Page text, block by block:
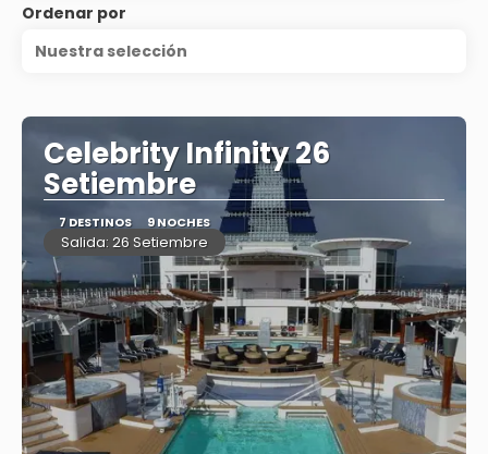
Ordenar por
Nuestra selección
Celebrity Infinity 26
Setiembre
7 DESTINOS 9 NOCHES
Salida: 26 Setiembre